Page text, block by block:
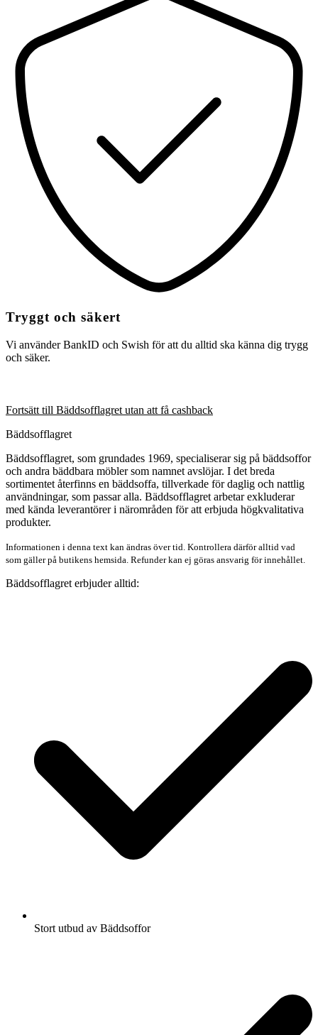
Tryggt och säkert
Vi använder BankID och Swish för att du alltid ska känna dig trygg
och säker.
Fortsätt till Bäddsofflagret utan att få cashback
Bäddsofflagret
Bäddsofflagret, som grundades 1969, specialiserar sig på bäddsoffor
och andra bäddbara möbler som namnet avslöjar. I det breda
sortimentet återfinns en bäddsoffa, tillverkade för daglig och nattlig
användningar, som passar alla. Bäddsofflagret arbetar exkluderar
med kända leverantörer i närområden för att erbjuda högkvalitativa
produkter.
Informationen i denna text kan ändras över tid. Kontrollera därför alltid vad
som gäller på butikens hemsida. Refunder kan ej göras ansvarig för innehållet.
Bäddsofflagret erbjuder alltid:
Stort utbud av Bäddsoffor